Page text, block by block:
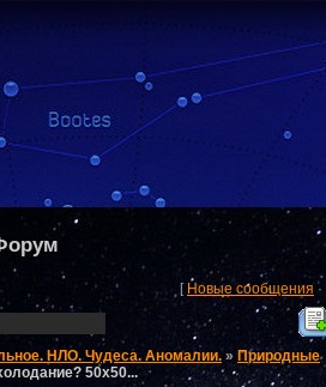
[ Новые сообщения ·
НЛО. Чудеса. Аномалии. » Природные
50х50...